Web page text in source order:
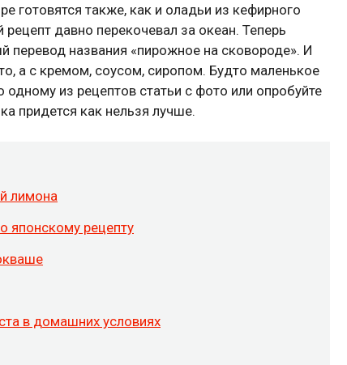
готовятся также, как и оладьи из кефирного
давно перекочевал за океан. Теперь
перевод названия «пирожное на сковороде». И
а с кремом, соусом, сиропом. Будто маленькое
одному из рецептов статьи с фото или опробуйте
придется как нельзя лучше.
лимона
японскому рецепту
в домашних условиях